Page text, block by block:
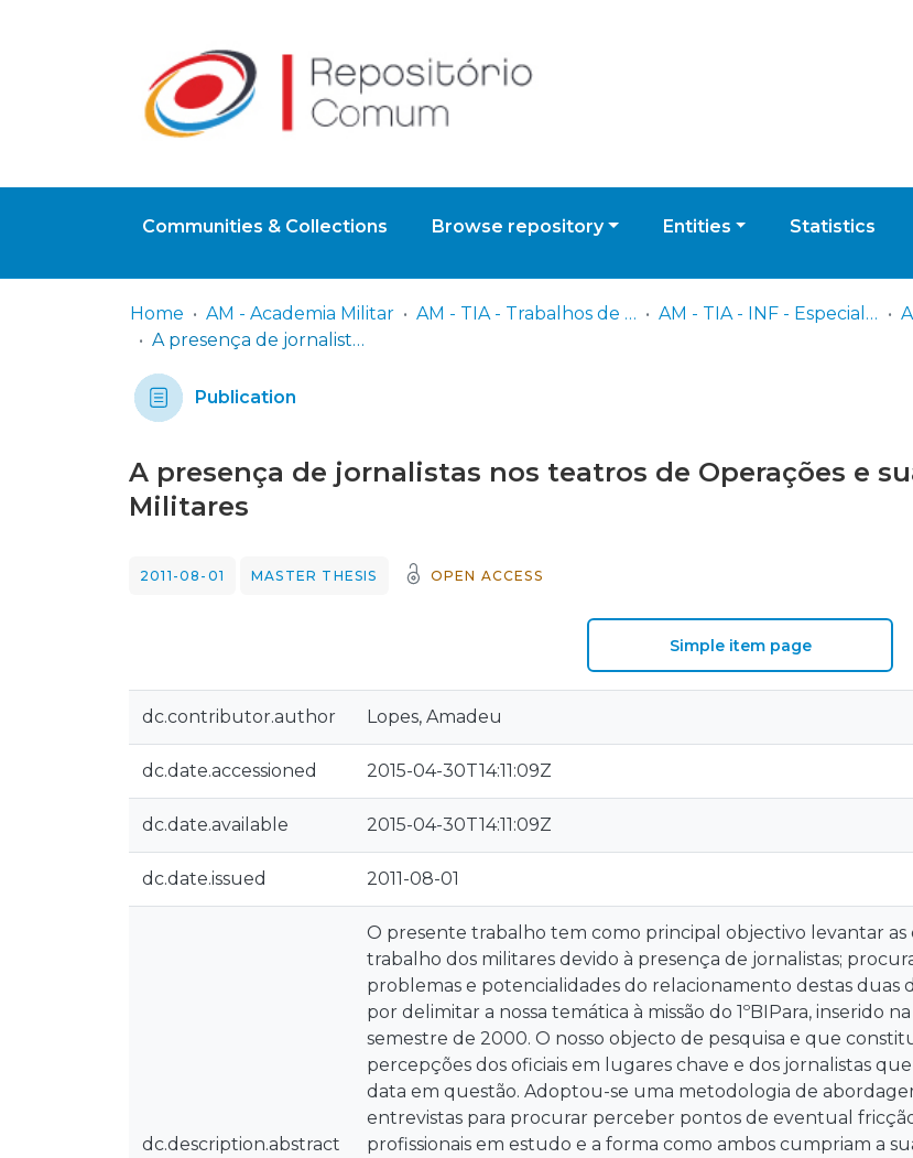
Communities & Collections Browse repository Entities Statistics
Home AM - Academia Militar AM - TIA - Trabalhos de Investigação Aplicada AM - TIA - INF - Especialidade de Infantaria
A presença de jornalistas nos teatros de Operações e suas implicações nas Operações Militares
Publication
A presença de jornalistas nos teatros de Operações e
Militares
2011-08-01 MASTER THESIS OPEN ACCESS
Simple item page
dc.contributor.author Lopes, Amadeu
dc.date.accessioned 2015-04-30T14:11:09Z
dc.date.available 2015-04-30T14:11:09Z
dc.date.issued 2011-08-01
dc.description.abstract
O presente trabalho tem como principal objectivo levantar
trabalho dos militares devido à presença de jornalistas;
problemas e potencialidades do relacionamento destas duas
por delimitar a nossa temática à missão do 1ºBIPara, inserido
semestre de 2000. O nosso objecto de pesquisa e que
percepções dos oficiais em lugares chave e dos jornalistas
data em questão. Adoptou-se uma metodologia de
entrevistas para procurar perceber pontos de eventual
profissionais em estudo e a forma como ambos cumpriam a